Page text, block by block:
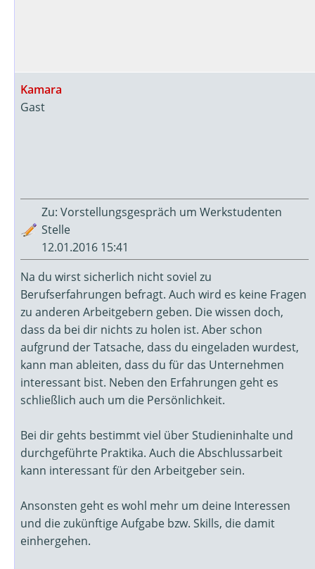
Kamara
Gast
Zu: Vorstellungsgespräch um Werkstudenten
Stelle
12.01.2016 15:41
Na du wirst sicherlich nicht soviel zu
Berufserfahrungen befragt. Auch wird es keine Fragen
zu anderen Arbeitgebern geben. Die wissen doch,
dass da bei dir nichts zu holen ist. Aber schon
aufgrund der Tatsache, dass du eingeladen wurdest,
kann man ableiten, dass du für das Unternehmen
interessant bist. Neben den Erfahrungen geht es
schließlich auch um die Persönlichkeit.
Bei dir gehts bestimmt viel über Studieninhalte und
durchgeführte Praktika. Auch die Abschlussarbeit
kann interessant für den Arbeitgeber sein.
Ansonsten geht es wohl mehr um deine Interessen
und die zukünftige Aufgabe bzw. Skills, die damit
einhergehen.